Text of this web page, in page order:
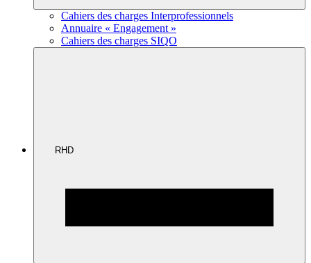
Cahiers des charges Interprofessionnels
Annuaire « Engagement »
Cahiers des charges SIQO
RHD